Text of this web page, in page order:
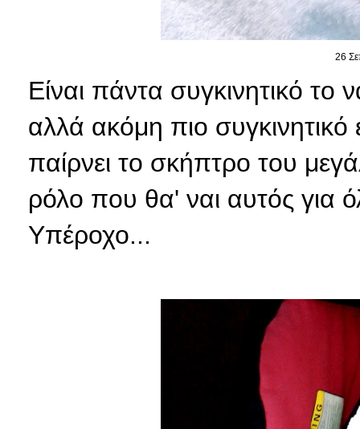
26
Είναι πάντα συγκινητικό το
αλλά ακόμη πιο συγκινητικό
παίρνει το σκήπτρο του
ρόλο που θα' ναι αυτός για
Υπέροχο...